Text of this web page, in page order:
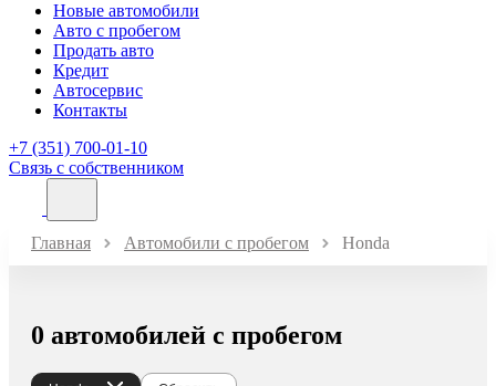
Новые автомобили
Авто с пробегом
Продать авто
Кредит
Автосервис
Контакты
+7 (351) 700-01-10
Связь с собственником
Главная Автомобили с пробегом Honda
0 автомобилей с пробегом